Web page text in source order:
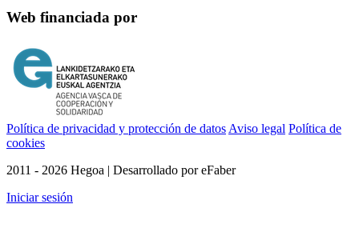
Web financiada por
Política de privacidad y protección de datos Aviso legal Política de
cookies
2011 - 2026 Hegoa | Desarrollado por eFaber
Iniciar sesión